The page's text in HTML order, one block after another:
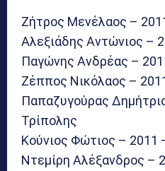
Ζήτρος Μενέλαος –
Αλεξιάδης Αντώνιος –
Παγώνης Ανδρέας –
Ζέππος Νικόλαος –
Παπαζυγούρας
Τρίπολης
Κούνιος Φώτιος – 2011
Ντεμίρη Αλέξανδρος –